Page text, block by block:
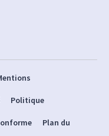
Politique
Plan du